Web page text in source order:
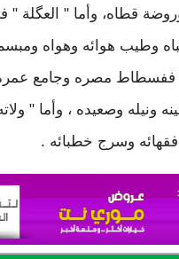
قطاه، وأما " العگلة
وطيب هوائه وهواه
" ففسطاط مصره وجامع
ونيله وصعيده ، وأما "
وسرج خطبائه .